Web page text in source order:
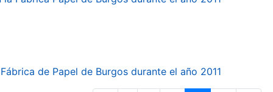
de Papel de Burgos durante el año 2011